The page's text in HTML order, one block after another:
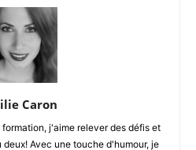
Caron
j'aime relever des défis et
Avec une touche d'humour, je